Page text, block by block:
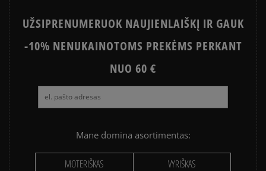
UŽSIPRENUMERUOK NAUJIENLAIŠKĮ IR GAUK
-10% NENUKAINOTOMS PREKĖMS PERKANT
NUO 60 €
Mane domina asortimentas:
MOTERIŠKAS VYRIŠKAS